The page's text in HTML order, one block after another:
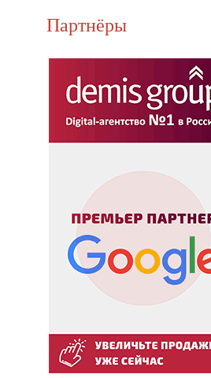
Партнёры